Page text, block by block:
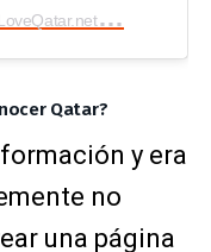
U
na publicación compartida por ILoveQatar.net [OFFICIAL IG] (@ilqlive)
Qatar?
y era
no
una página